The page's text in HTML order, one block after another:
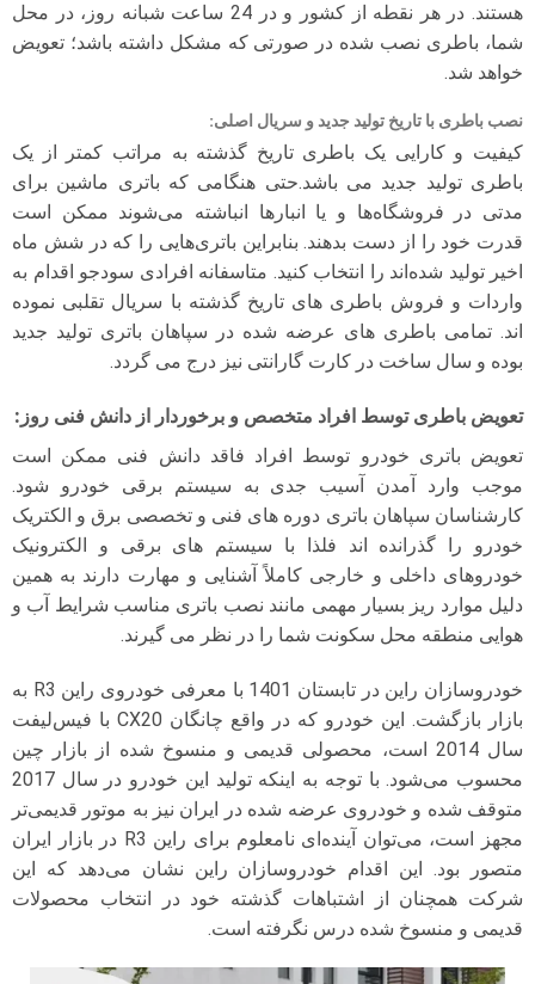
هستند. در هر نقطه از کشور و در 24 ساعت شبانه روز، در محل
شما، باطری نصب شده در صورتی که مشکل داشته باشد؛ تعویض
خواهد شد.
نصب باطری با تاریخ تولید جدید و سریال اصلی:
کیفیت و کارایی یک باطری تاریخ گذشته به مراتب کمتر از یک
باطری تولید جدید می باشد.حتی هنگامی که باتری ماشین برای
مدتی در فروشگاه‌ها و یا انبارها انباشته می‌شوند ممکن است
قدرت خود را از دست بدهند. بنابراین باتری‌هایی را که در شش ماه
اخیر تولید شده‌اند را انتخاب کنید. متاسفانه افرادی سودجو اقدام به
واردات و فروش باطری های تاریخ گذشته با سریال تقلبی نموده
اند. تمامی باطری های عرضه شده در سپاهان باتری تولید جدید
بوده و سال ساخت در کارت گارانتی نیز درج می گردد.
تعویض باطری توسط افراد متخصص و برخوردار از دانش فنی روز :
تعویض باتری خودرو توسط افراد فاقد دانش فنی ممکن است
موجب وارد آمدن آسیب جدی به سیستم برقی خودرو شود.
کارشناسان سپاهان باتری دوره های فنی و تخصصی برق و الکتریک
خودرو را گذرانده اند فلذا با سیستم های برقی و الکترونیک
خودروهای داخلی و خارجی کاملاً آشنایی و مهارت دارند به همین
دلیل موارد ریز بسیار مهمی مانند نصب باتری مناسب شرایط آب و
هوایی منطقه محل سکونت شما را در نظر می گیرند.
خودروسازان راین در تابستان 1401 با معرفی خودروی راین R3 به
بازار بازگشت. این خودرو که در واقع چانگان CX20 با فیس‌لیفت
سال 2014 است، محصولی قدیمی و منسوخ شده از بازار چین
محسوب می‌شود. با توجه به اینکه تولید این خودرو در سال 2017
متوقف شده و خودروی عرضه شده در ایران نیز به موتور قدیمی‌تر
مجهز است، می‌توان آینده‌ای نامعلوم برای راین R3 در بازار ایران
متصور بود. این اقدام خودروسازان راین نشان می‌دهد که این
شرکت همچنان از اشتباهات گذشته خود در انتخاب محصولات
قدیمی و منسوخ شده درس نگرفته است.